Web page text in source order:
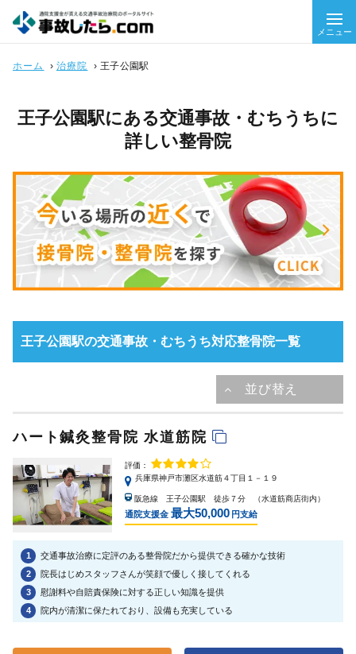
メニュー
ホーム › 治療院 › 王子公園駅
王子公園駅にある交通事故・むちうちに
詳しい整骨院
王子公園駅の交通事故・むちうち対応整骨院一覧
ハート鍼灸整骨院 水道筋院
評価：
兵庫県神戸市灘区水道筋４丁目１－１９
阪急線 王子公園駅 徒歩７分 （水道筋商店街内）
通院支援金 最大50,000 円支給
1
交通事故治療に定評のある整骨院だから提供できる確かな技術
2
院長はじめスタッフさんが笑顔で優しく接してくれる
3
慰謝料や自賠責保険に対する正しい知識を提供
4
院内が清潔に保たれており、設備も充実している